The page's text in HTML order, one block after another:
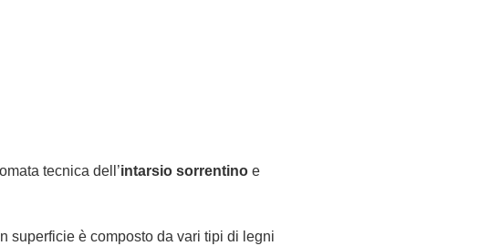
tecnica dell’intarsio sorrentino e
superficie è composto da vari tipi di legni